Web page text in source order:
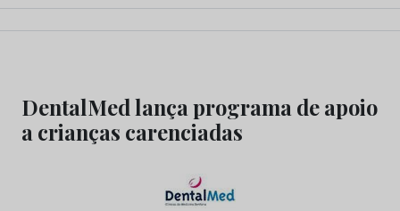
content
DentalMed lança programa de apoio
a crianças carenciadas